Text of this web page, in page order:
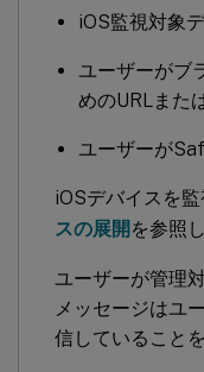
iOS監視対象
ユーザーがブ
めのURLまた
ユーザーが
iOSデバイスを
スの展開 を参照
ユーザーが管理
メッセージはユ
信していること